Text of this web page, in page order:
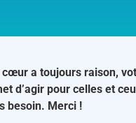
cœur a toujours raison,
d’agir pour celles et
besoin. Merci !